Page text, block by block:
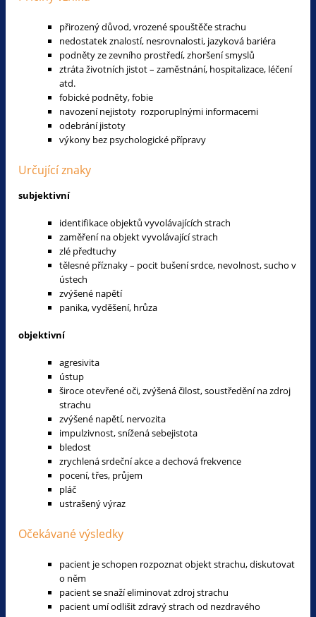
přirozený důvod, vrozené spouštěče strachu
nedostatek znalostí, nesrovnalosti, jazyková bariéra
podněty ze zevního prostředí, zhoršení smyslů
ztráta životních jistot – zaměstnání, hospitalizace, léčení
atd.
fobické podněty, fobie
navození nejistoty rozporuplnými informacemi
odebrání jistoty
výkony bez psychologické přípravy
Určující znaky
subjektivní
identifikace objektů vyvolávajících strach
zaměření na objekt vyvolávající strach
zlé předtuchy
tělesné příznaky – pocit bušení srdce, nevolnost, sucho v
ústech
zvýšené napětí
panika, vyděšení, hrůza
objektivní
agresivita
ústup
široce otevřené oči, zvýšená čilost, soustředění na zdroj
strachu
zvýšené napětí, nervozita
impulzivnost, snížená sebejistota
bledost
zrychlená srdeční akce a dechová frekvence
pocení, třes, průjem
pláč
ustrašený výraz
Očekávané výsledky
pacient je schopen rozpoznat objekt strachu, diskutovat
o něm
pacient se snaží eliminovat zdroj strachu
pacient umí odlišit zdravý strach od nezdravého